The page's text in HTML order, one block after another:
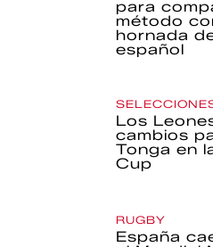
para
método
hornada
español
Los
cambios
Tonga en
Cup
RUGBY
España